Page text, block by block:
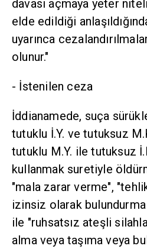
davası açmaya yeter
elde edildiği
uyarınca
olunur."
- İstenilen ceza
İddianamede, suça
tutuklu İ.Y. ve tutuksuz
tutuklu M.Y. ile tutuksuz
kullanmak suretiyle
"mala zarar verme",
izinsiz olarak
ile "ruhsatsız ateşli
alma veya taşıma veya